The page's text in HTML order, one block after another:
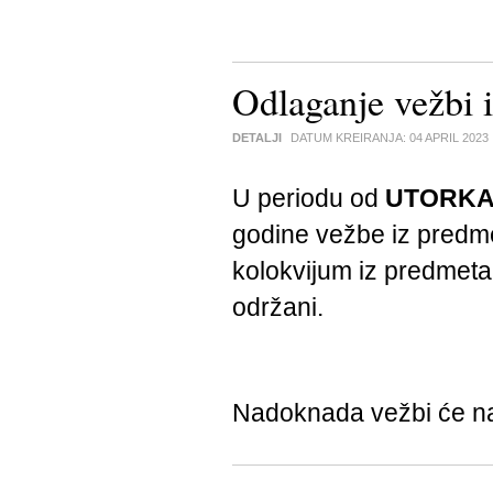
Odlaganje
DETALJI DATUM KREIRANJA: 04 APRIL 2023
U periodu od
godine vežbe iz
kolokvijum iz
održani.
Nadoknada vežbi će